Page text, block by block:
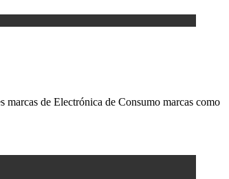
de Electrónica de Consumo marcas como